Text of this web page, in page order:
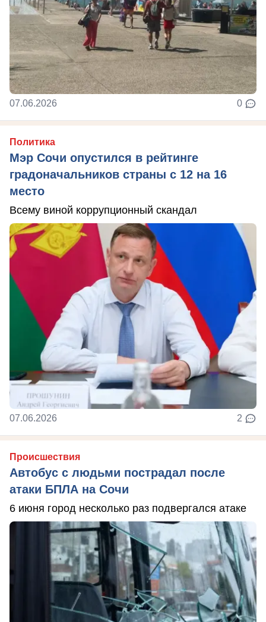
07.06.2026 0
Политика
Мэр Сочи опустился в рейтинге
градоначальников страны с 12 на 16
место
Всему виной коррупционный скандал
07.06.2026 2
Происшествия
Автобус с людьми пострадал после
атаки БПЛА на Сочи
6 июня город несколько раз подвергался атаке